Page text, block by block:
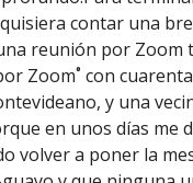
contar una
reunión por Zoom
Zoom˚ con
y una
en unos días me
volver a poner la